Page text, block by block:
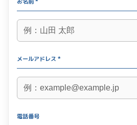
メールアドレス *
電話番号